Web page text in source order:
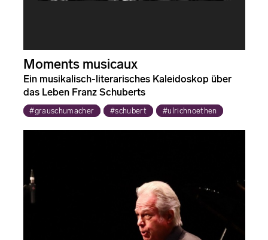
Moments musicaux
Ein musikalisch-literarisches Kaleidoskop über
das Leben Franz Schuberts
#grauschumacher #schubert #ulrichnoethen